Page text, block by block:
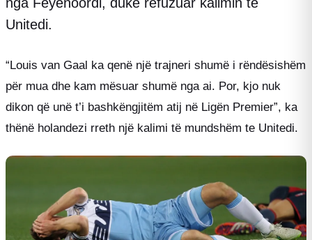
Unitedi.
“Louis van Gaal ka qenë një trajneri shumë i rëndësishëm
për mua dhe kam mësuar shumë nga ai. Por, kjo nuk
dikon që unë t’i bashkëngjitëm atij në Ligën Premier”, ka
thënë holandezi rreth një kalimi të mundshëm te Unitedi.